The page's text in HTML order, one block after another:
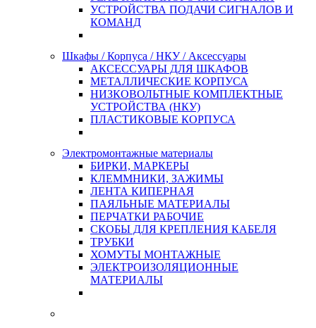
УСТРОЙСТВА ПОДАЧИ СИГНАЛОВ И
КОМАНД
Шкафы / Корпуса / НКУ / Аксессуары
АКСЕССУАРЫ ДЛЯ ШКАФОВ
МЕТАЛЛИЧЕСКИЕ КОРПУСА
НИЗКОВОЛЬТНЫЕ КОМПЛЕКТНЫЕ
УСТРОЙСТВА (НКУ)
ПЛАСТИКОВЫЕ КОРПУСА
Электромонтажные материалы
БИРКИ, МАРКЕРЫ
КЛЕММНИКИ, ЗАЖИМЫ
ЛЕНТА КИПЕРНАЯ
ПАЯЛЬНЫЕ МАТЕРИАЛЫ
ПЕРЧАТКИ РАБОЧИЕ
СКОБЫ ДЛЯ КРЕПЛЕНИЯ КАБЕЛЯ
ТРУБКИ
ХОМУТЫ МОНТАЖНЫЕ
ЭЛЕКТРОИЗОЛЯЦИОННЫЕ
МАТЕРИАЛЫ